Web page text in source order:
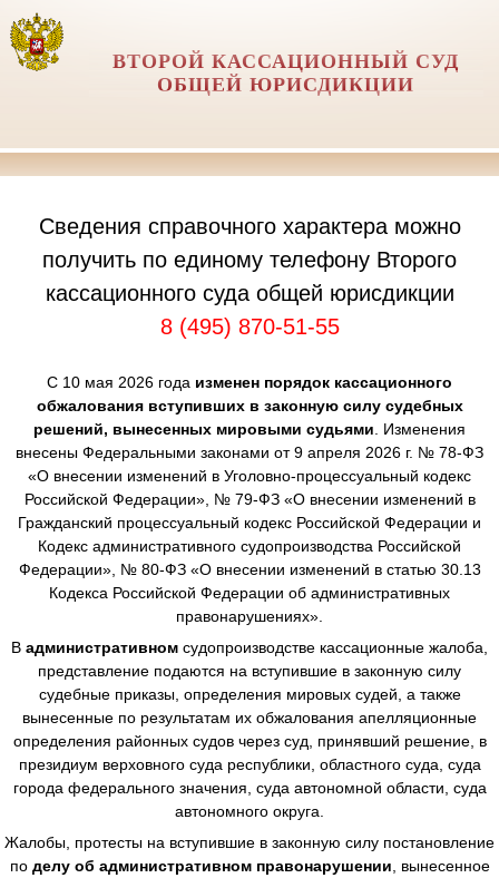
ВТОРОЙ КАССАЦИОННЫЙ СУД
ОБЩЕЙ ЮРИСДИКЦИИ
Сведения справочного характера можно
получить по единому телефону Второго
кассационного суда общей юрисдикции
8 (495) 870-51-55
С 10 мая 2026 года изменен порядок кассационного
обжалования вступивших в законную силу судебных
решений, вынесенных мировыми судьями . Изменения
внесены Федеральными законами от 9 апреля 2026 г. № 78-ФЗ
«О внесении изменений в Уголовно-процессуальный кодекс
Российской Федерации», № 79-ФЗ «О внесении изменений в
Гражданский процессуальный кодекс Российской Федерации и
Кодекс административного судопроизводства Российской
Федерации», № 80-ФЗ «О внесении изменений в статью 30.13
Кодекса Российской Федерации об административных
правонарушениях».
В административном судопроизводстве кассационные жалоба,
представление подаются на вступившие в законную силу
судебные приказы, определения мировых судей, а также
вынесенные по результатам их обжалования апелляционные
определения районных судов через суд, принявший решение, в
президиум верховного суда республики, областного суда, суда
города федерального значения, суда автономной области, суда
автономного округа.
Жалобы, протесты на вступившие в законную силу постановление
по делу об административном правонарушении , вынесенное